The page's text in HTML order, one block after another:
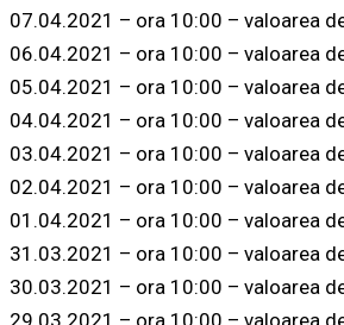
07.04.2021 – ora 10:00 – valoarea
06.04.2021 – ora 10:00 – valoarea
05.04.2021 – ora 10:00 – valoarea
04.04.2021 – ora 10:00 – valoarea
03.04.2021 – ora 10:00 – valoarea
02.04.2021 – ora 10:00 – valoarea
01.04.2021 – ora 10:00 – valoarea
31.03.2021 – ora 10:00 – valoarea
30.03.2021 – ora 10:00 – valoarea
29.03.2021 – ora 10:00 – valoarea